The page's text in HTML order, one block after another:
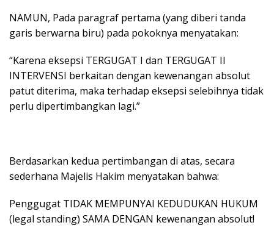
NAMUN, Pada paragraf pertama (yang diberi tanda
garis berwarna biru) pada pokoknya menyatakan:
“Karena eksepsi TERGUGAT I dan TERGUGAT II
INTERVENSI berkaitan dengan kewenangan absolut
patut diterima, maka terhadap eksepsi selebihnya tidak
perlu dipertimbangkan lagi.”
Berdasarkan kedua pertimbangan di atas, secara
sederhana Majelis Hakim menyatakan bahwa:
Penggugat TIDAK MEMPUNYAI KEDUDUKAN HUKUM
(legal standing) SAMA DENGAN kewenangan absolut!